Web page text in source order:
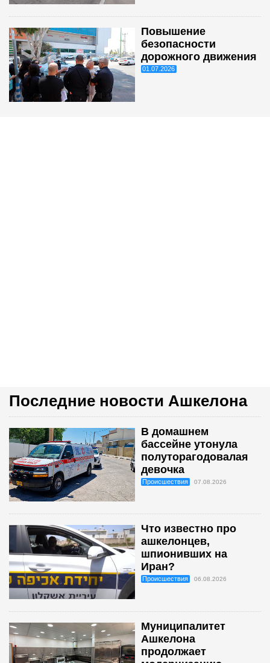
Повышение
безопасности
дорожного движения
01.07.2026
Последние новости Ашкелона
В домашнем
бассейне утонула
полуторагодовалая
девочка
Происшествия 07.08.2026
Что известно про
ашкелонцев,
шпионивших на
Иран?
Происшествия 06.08.2026
Муниципалитет
Ашкелона
продолжает